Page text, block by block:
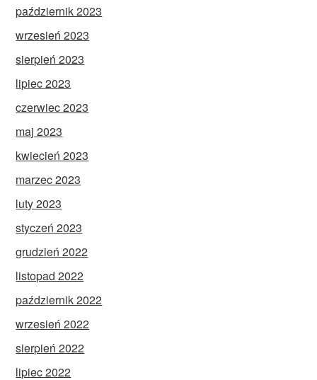
październik 2023
wrzesień 2023
sierpień 2023
lipiec 2023
czerwiec 2023
maj 2023
kwiecień 2023
marzec 2023
luty 2023
styczeń 2023
grudzień 2022
listopad 2022
październik 2022
wrzesień 2022
sierpień 2022
lipiec 2022